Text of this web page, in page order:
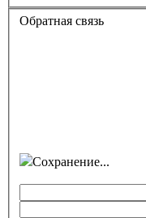
Обратная связь
Сохранение...